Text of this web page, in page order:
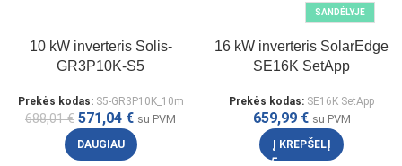
10 kW inverteris Solis-
GR3P10K-S5
Prekės kodas: S5-GR3P10K_10m
688,01€ 571,04 € su PVM
DAUGIAU
SANDĖLYJE
16 kW inverteris SolarEdge
SE16K SetApp
Prekės kodas: SE16K SetApp
659,99 € su PVM
Į KREPŠELĮ